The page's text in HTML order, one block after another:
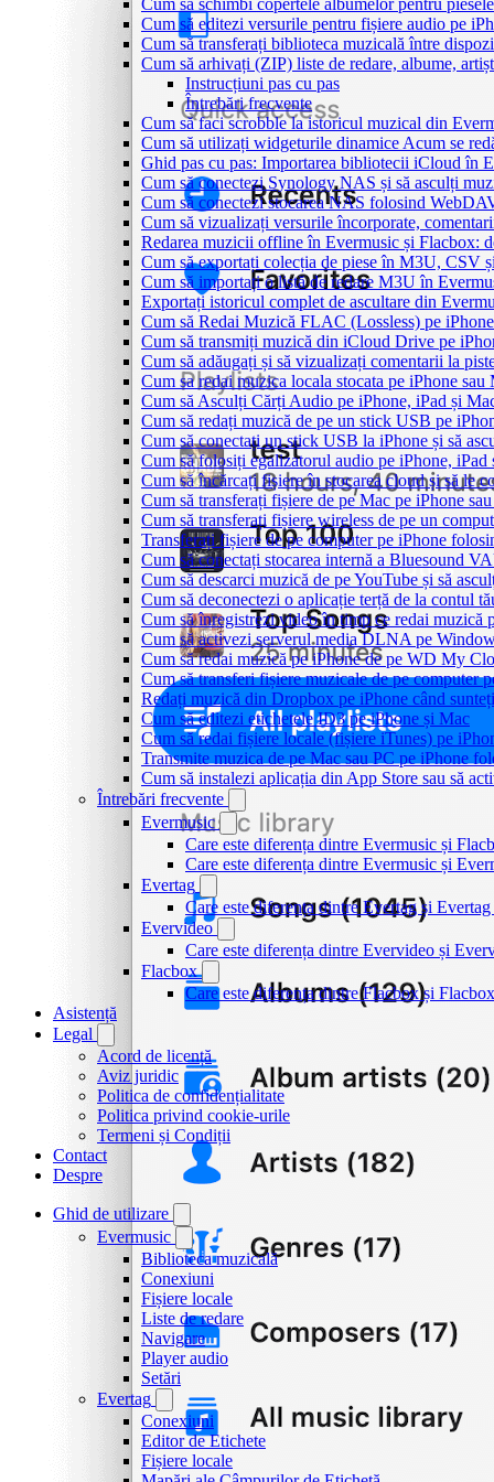
Cum să schimbi copertele albumelor pentru
Cum să editezi versurile pentru fișiere audio pe
Cum să transferați biblioteca muzicală între
Cum să arhivați (ZIP) liste de redare, albume,
Instrucțiuni pas cu pas
Întrebări frecvente
Cum să faci scrobble la istoricul muzical din
Cum să utilizați widgeturile dinamice Acum se
Ghid pas cu pas: Importarea bibliotecii iCloud în
Cum să conectezi Synology NAS și să asculți
Cum să conectezi stocarea NAS folosind
Cum să vizualizați versurile încorporate,
Redarea muzicii offline în Evermusic și Flacbox:
Cum să exportați colecția de piese în M3U, CSV
Cum să importați o listă de redare M3U în
Exportați istoricul complet de ascultare din
Cum să Redai Muzică FLAC (Lossless) pe
Cum să transmiți muzică din iCloud Drive pe
Cum să adăugați și să vizualizați comentarii la
Cum sa redai muzica locala stocata pe iPhone sau
Cum să Asculți Cărți Audio pe iPhone, iPad și
Cum să redați muzică de pe un stick USB pe
Cum să conectați un stick USB la iPhone și să
Cum să folosiți egalizatorul audio pe iPhone,
Cum să încărcați fișiere în stocarea cloud și să le
Cum să transferați fișiere de pe Mac pe iPhone
Cum să transferați fișiere wireless de pe un
Transferați fișiere de pe computer pe iPhone
Cum să conectați stocarea internă a Bluesound
Cum să descarci muzică de pe YouTube și să
Cum să deconectezi o aplicație terță de la contul
Cum să înregistrezi video în timp ce redai muzică
Cum să activezi serverul media DLNA pe
Cum să redai muzică pe iPhone de pe WD My
Cum să transferi fișiere muzicale de pe computer
Redați muzică din Dropbox pe iPhone când
Cum să editezi etichetele ID3 pe iPhone și Mac
Cum să redai fișiere locale (fișiere iTunes) pe
Transmite muzica de pe Mac sau PC pe iPhone
Cum să instalezi aplicația din App Store sau să
Întrebări frecvente
Evermusic
Care este diferența dintre Evermusic și
Care este diferența dintre Evermusic și
Evertag
Care este diferența dintre Evertag și
Evervideo
Care este diferența dintre Evervideo și
Flacbox
Care este diferența dintre Flacbox și
Asistență
Legal
Acord de licență
Aviz juridic
Politica de confidențialitate
Politica privind cookie-urile
Termeni și Condiții
Contact
Despre
Ghid de utilizare
Evermusic
Biblioteca muzicală
Conexiuni
Fișiere locale
Liste de redare
Navigare
Player audio
Setări
Evertag
Conexiuni
Editor de Etichete
Fișiere locale